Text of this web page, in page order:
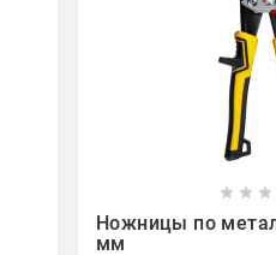
  
Ножницы по
мм